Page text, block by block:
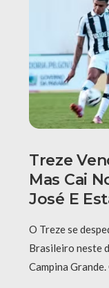
Treze
Mas Cai
José E
O Treze se
Brasileiro neste
Campina